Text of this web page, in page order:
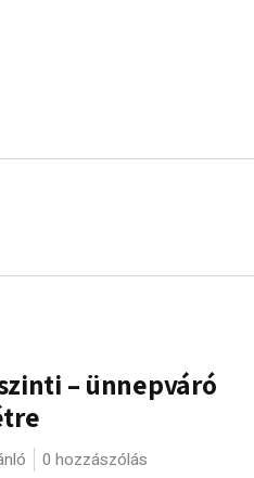
– ünnepváró
0 hozzászólás